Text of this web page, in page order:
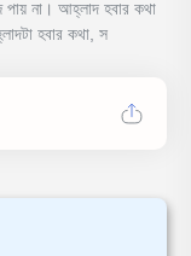
পায় না। আহ্লাদ হবার কথা
হবার কথা, স